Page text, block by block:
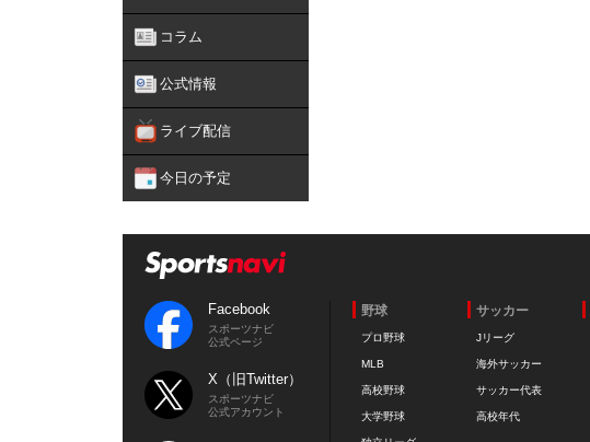
コラム
公式情報
ライブ配信
今日の予定
Facebook
スポーツナビ
公式ページ
X（旧Twitter）
スポーツナビ
公式アカウント
野球
プロ野球
MLB
高校野球
大学野球
サッカー
Jリーグ
海外サッカー
サッカー代表
高校年代